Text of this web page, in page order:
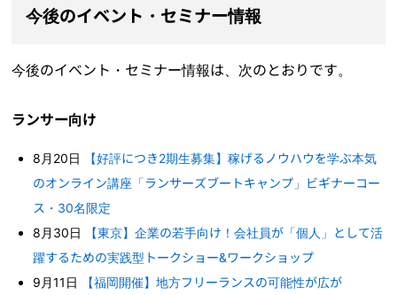
今後のイベント・セミナー情報
今後のイベント・セミナー情報は、次のとおりです。
ランサー向け
8月20日
【好評につき2期生募集】稼げるノウハウを学ぶ本気
のオンライン講座「ランサーズブートキャンプ」ビギナーコー
ス・30名限定
8月30日
【東京】企業の若手向け！会社員が「個人」として活
躍するための実践型トークショー&ワークショップ
9月11日
【福岡開催】地方フリーランスの可能性が広が